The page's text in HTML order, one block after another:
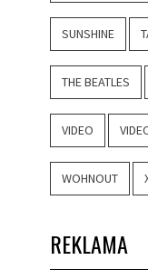
SUNSHINE
THE BEATLES
VIDEO
WOHNOUT
REKLAMA